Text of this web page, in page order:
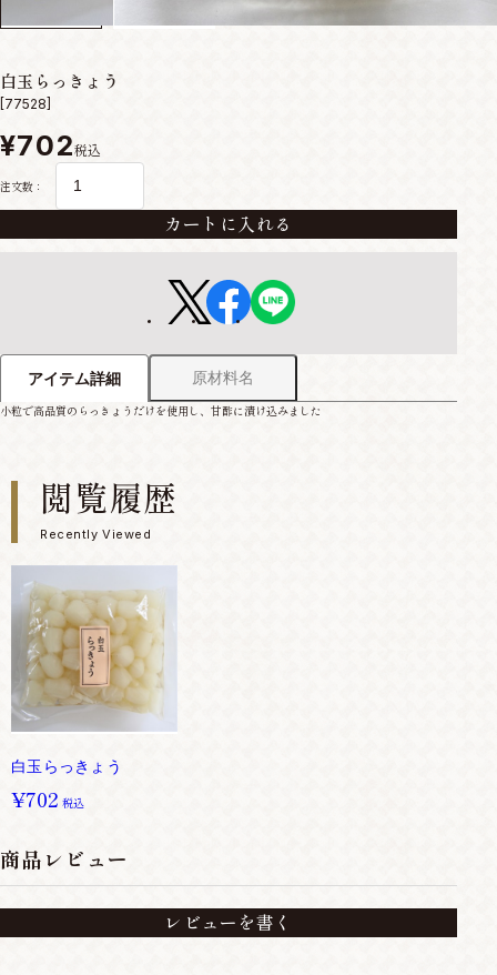
白玉らっきょう
[77528]
¥702税込
注文数：
カートに入れる
アイテム詳細 原材料名
小粒で高品質のらっきょうだけを使用し、甘酢に漬け込みました
閲覧履歴
Recently Viewed
白玉らっきょう
¥702 税込
商品レビュー
レビューを書く